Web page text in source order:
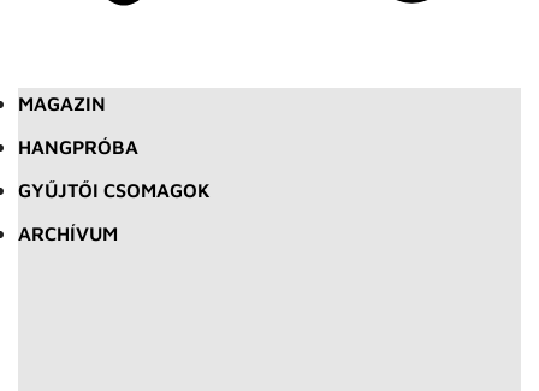
MAGAZIN
HANGPRÓBA
GYŰJTŐI CSOMAGOK
ARCHÍVUM